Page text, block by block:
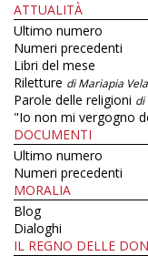
ATTUALITÀ
Ultimo numero
Numeri precedenti
Libri del mese
Riletture di Mariapia
Parole delle religioni di
"Io non mi vergogno
DOCUMENTI
Ultimo numero
Numeri precedenti
MORALIA
Blog
Dialoghi
IL REGNO DELLE